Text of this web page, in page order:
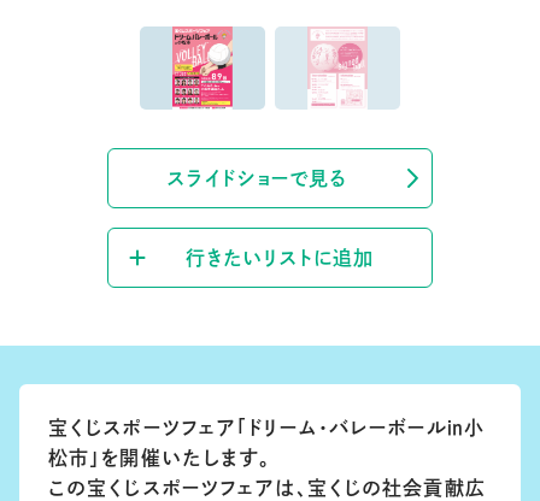
宝くじスポーツフェア「ドリーム・バレーボール㏌小
松市」を開催いたします。
この宝くじスポーツフェアは、宝くじの社会貢献広
スライドショーで見る
行きたいリストに追加